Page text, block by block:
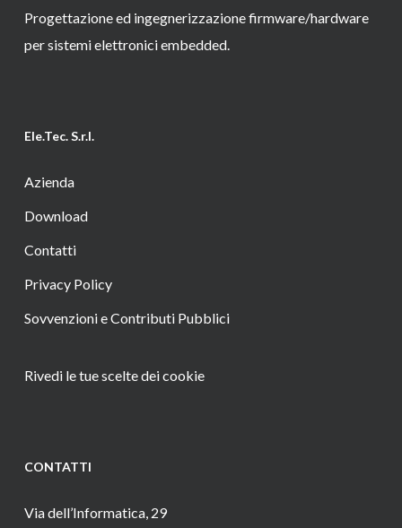
Progettazione ed ingegnerizzazione firmware/hardware
per sistemi elettronici embedded.
Ele.Tec. S.r.l.
Azienda
Download
Contatti
Privacy Policy
Sovvenzioni e Contributi Pubblici
Rivedi le tue scelte dei cookie
CONTATTI
Via dell’Informatica, 29